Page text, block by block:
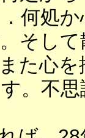
何処か
そして
た心を
。不思